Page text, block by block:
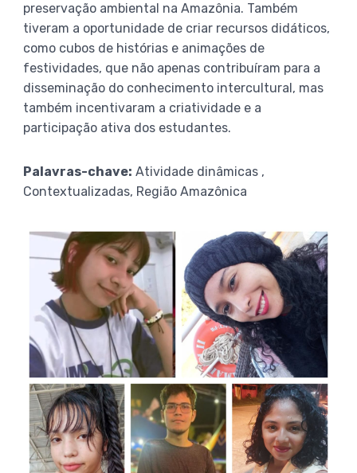
preservação ambiental na Amazônia. Também
tiveram a oportunidade de criar recursos didáticos,
como cubos de histórias e animações de
festividades, que não apenas contribuíram para a
disseminação do conhecimento intercultural, mas
também incentivaram a criatividade e a
participação ativa dos estudantes.
Palavras-chave: Atividade dinâmicas ,
Contextualizadas, Região Amazônica